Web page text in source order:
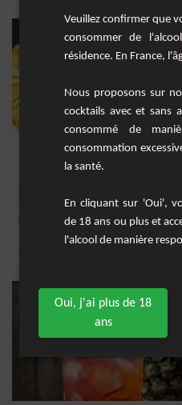
Margarita Ananas et Citron Vert
et ra...
citron
Veuillez confirmer que
consommer de
résidence. En France,
Nous proposons sur
cocktails avec et sans
consommé de
consommation
la santé.
En cliquant sur 'Oui',
de 18 ans ou plus et
l'alcool de manière
Oui, j'ai plus de 18
ans